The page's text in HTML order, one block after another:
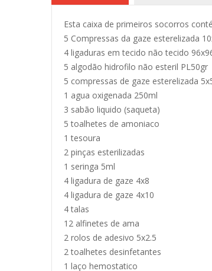
Esta caixa de primeiros socorros
5 Compressas da gaze esterelizada
4 ligaduras em tecido não tecido
5 algodão hidrofilo não esteril PL50gr
5 compressas de gaze esterelizada
1 agua oxigenada 250ml
3 sabão liquido (saqueta)
5 toalhetes de amoniaco
1 tesoura
2 pinças esterilizadas
1 seringa 5ml
4 ligadura de gaze 4x8
4 ligadura de gaze 4x10
4 talas
12 alfinetes de ama
2 rolos de adesivo 5x2.5
2 toalhetes desinfetantes
1 laço hemostatico